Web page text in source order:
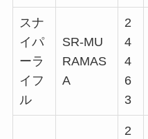
スナ
イパ
ーラ
イフ
ル
SR-MU
RAMAS
A
2
4
4
6
3
2